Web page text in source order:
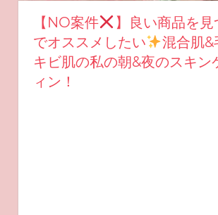
【NO案件
】良い商品を
でオススメしたい
混合肌&
キビ肌の私の朝&夜のスキン
ィン！